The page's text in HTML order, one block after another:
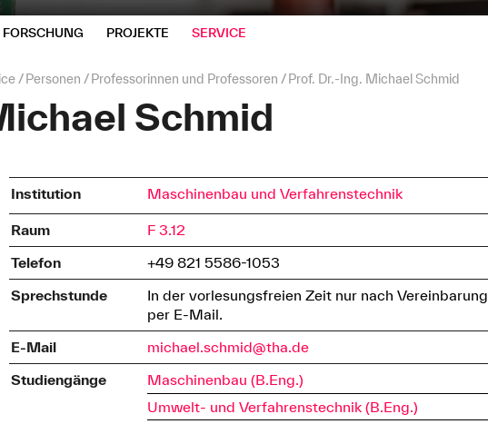
FORSCHUNG PROJEKTE SERVICE
Personen Professorinnen und Professoren Prof. Dr.-Ing. Michael Schmid
Schmid
Institution Maschinenbau und Verfahrenstechnik
Raum
F 3.12
Telefon
+49 821 5586-1053
Sprechstunde
In der vorlesungsfreien Zeit nur nach Vereinbarung
per E-Mail.
E-Mail
michael.schmid@tha.de
Studiengänge
Maschinenbau (B.Eng.)
Umwelt- und Verfahrenstechnik (B.Eng.)